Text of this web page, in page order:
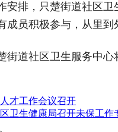
安排，只楚街道社区
成员积极参与，从里到
街道社区卫生服务中
才工作会议召开
卫生健康局召开未保工